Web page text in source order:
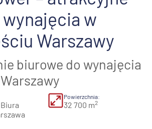
w
Warszawy
biurowe do wynajęcia
Powierzchnia:
32 700 m2